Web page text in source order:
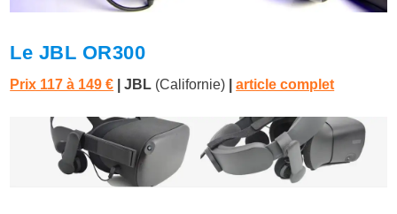
Le JBL OR300
Prix 117 à 149 € | JBL (Californie) |article complet